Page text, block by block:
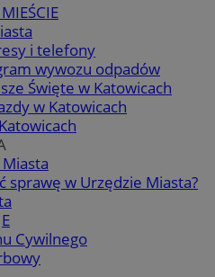
i telefony
wywozu odpadów
Święte w Katowicach
w Katowicach
sprawę w Urzędzie Miasta?
Cywilnego